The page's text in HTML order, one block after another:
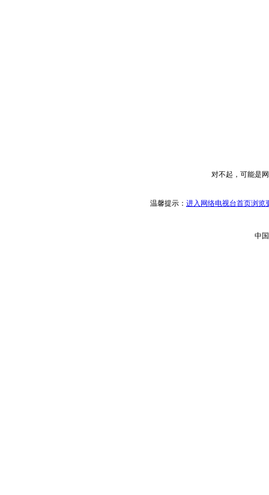
对不起，可能是
温馨提示： 进入网络电视台首页浏览
中